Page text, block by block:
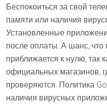
Беспокоиться за свой
памяти или наличия
Установленные
после оплаты. А шанс, что
приближается к нулю, так
официальных магазинов,
проверяются. Политика
наличия вирусных